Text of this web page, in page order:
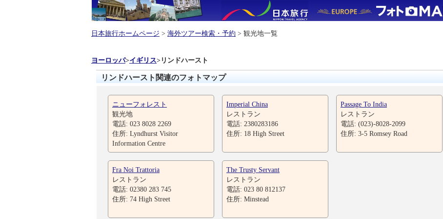
日本旅行ホームページ > 海外ツアー検索・予約 > 観光地一覧
ヨーロッパ>イギリス>リンドハースト
リンドハースト関連のフォトマップ
ニューフォレスト
観光地
電話: 023 8028 2269
住所: Lyndhurst Visitor
Information Centre
Imperial China
レストラン
電話: 2380283186
住所: 18 High Street
Passage To India
レストラン
電話: (023)-8028-2099
住所: 3-5 Romsey Road
Fra Noi Trattoria
レストラン
電話: 02380 283 745
住所: 74 High Street
The Trusty Servant
レストラン
電話: 023 80 812137
住所: Minstead